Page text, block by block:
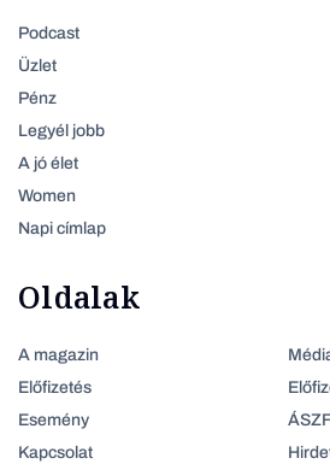
Podcast
Üzlet
Pénz
Legyél jobb
A jó élet
Women
Napi címlap
Oldalak
A magazin
Előfizetés
Esemény
Kapcsolat